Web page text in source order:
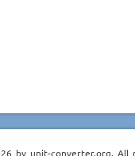
by unit-converter.org. All